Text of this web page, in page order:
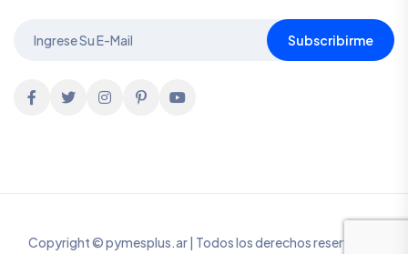
Subscribirme
Copyright © pymesplus.ar | Todos los derechos reservados